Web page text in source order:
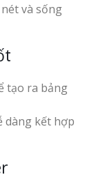
và sống
tạo ra bảng
dàng kết hợp